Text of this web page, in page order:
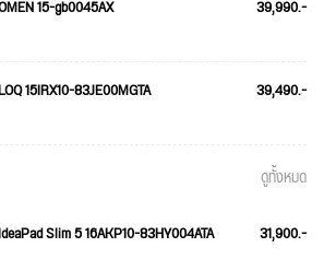
15-gb0045AX 39,990.-
15IRX10-83JE00MGTA 39,490.-
ดูทั้งหมด
Slim 5 16AKP10-83HY004ATA 31,900.-